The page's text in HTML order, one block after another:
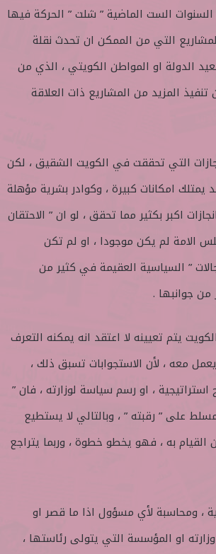
السنوات الست الماضية ” شلت ” الحركة فيها
التي من الممكن ان تحدث نقلة
الدولة او المواطن الكويتي ، الذي من
المزيد من المشاريع ذات العلاقة
التي تحققت في الكويت الشقيق ، لكن
يمتلك امكانات كبيرة ، وكوادر بشرية مؤهلة
اكبر بكثير مما تحقق ، لو ان ” الاحتقان
الامة لم يكن موجودا ، او لم تكن
” السياسية العقيمة في كثير من
من جوانبها .
يتم تعيينه لا اعتقد انه يمكنه التعرف
معه ، لأن الاستجوابات تسبق ذلك ،
، او رسم سياسة لوزارته ، فان ”
على ” رقبته ” ، وبالتالي لا يستطيع
القيام به ، فهو يخطو خطوة ، وربما يتراجع
، ومحاسبة لأي مسؤول اذا ما قصر او
او المؤسسة التي يتولى رئاستها ،